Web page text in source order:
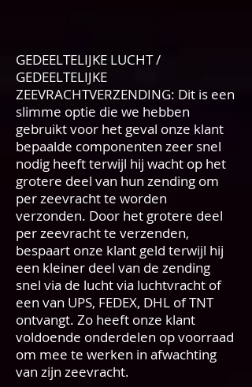
GEDEELTELIJKE LUCHT /
GEDEELTELIJKE
ZEEVRACHTVERZENDING: Dit is een
slimme optie die we hebben
gebruikt voor het geval onze klant
bepaalde componenten zeer snel
nodig heeft terwijl hij wacht op het
grotere deel van hun zending om
per zeevracht te worden
verzonden. Door het grotere deel
per zeevracht te verzenden,
bespaart onze klant geld terwijl hij
een kleiner deel van de zending
snel via de lucht via luchtvracht of
een van UPS, FEDEX, DHL of TNT
ontvangt. Zo heeft onze klant
voldoende onderdelen op voorraad
om mee te werken in afwachting
van zijn zeevracht.